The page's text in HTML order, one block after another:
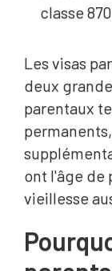
classe
Les visas
deux
parentaux
ont l'âge de
vieillesse